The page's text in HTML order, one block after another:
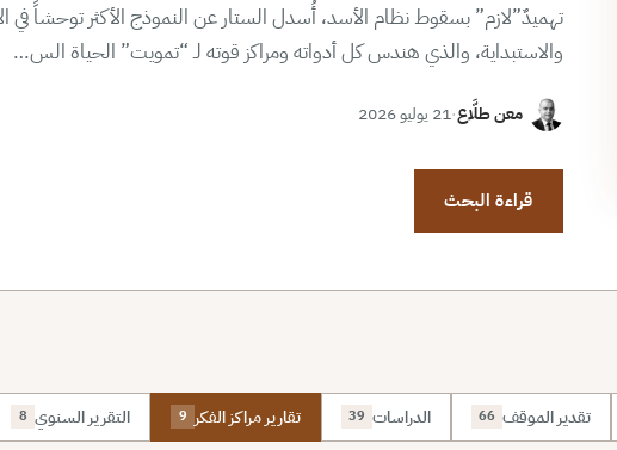
تهميدٌ”لازم” بسقوط نظام الأسد، أُسدل الستار عن النموذج الأكثر توحشاً في
والاستبداية، والذي هندس كل أدواته ومراكز قوته لـ “تمويت” الحياة الس…
معن طلَّاع·21 يوليو 2026
قراءة البحث
تقدير الموقف 66 الدراسات 39 تقارير مراكز الفكر 9 التقرير السنوي 8